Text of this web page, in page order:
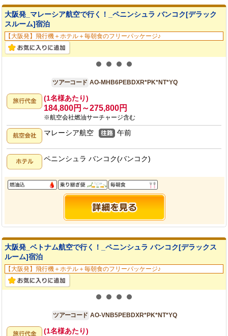
大阪発_マレーシア航空で行く！_ペニンシュラ バンコク[デラック
スルーム]宿泊
【大阪発】飛行機＋ホテル＋毎朝食のフリーパッケージ♪
ツアーコード AO-MHB6PEBDXR*PK*NT*YQ
(1名様あたり)
184,800円～275,800円
※航空会社燃油サーチャージ含む
マレーシア航空 午前
ペニンシュラ バンコク(バンコク)
大阪発_ベトナム航空で行く！_ペニンシュラ バンコク[デラックス
ルーム]宿泊
【大阪発】飛行機＋ホテル＋毎朝食のフリーパッケージ♪
ツアーコード AO-VNB5PEBDXR*PK*NT*YQ
(1名様あたり)